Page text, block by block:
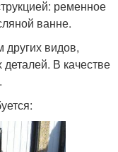
ременное
ванне.
видов,
В качестве